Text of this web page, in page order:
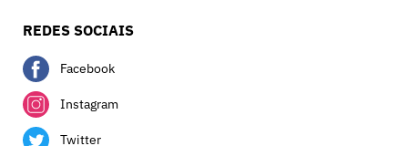
REDES SOCIAIS
Facebook
Instagram
Twitter